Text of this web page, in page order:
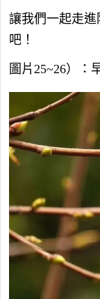
讓我們一起走
吧！
圖片25~26）：